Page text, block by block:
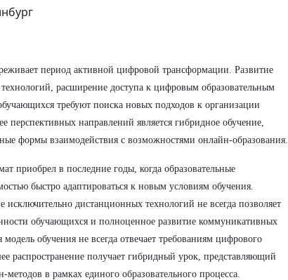
период активной цифровой трансформации. Развитие
расширение доступа к цифровым образовательным
требуют поиска новых подходов к организации
перспективных направлений является гибридное обучение,
формы взаимодействия с возможностями онлайн-образования.
приобрел в последние годы, когда образовательные
быстро адаптироваться к новым условиям обучения.
исключительно дистанционных технологий не всегда позволяет
обучающихся и полноценное развитие коммуникативных
обучения не всегда отвечает требованиям цифрового
распространение получает гибридный урок, представляющий
в рамках единого образовательного процесса.